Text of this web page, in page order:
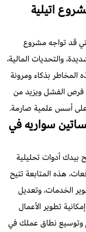
اتيلية
قد تواجه مشروع
والتحديات المالية،
بذكاء ومرونة
فرص الفشل ويزيد من
أسس علمية صارمة.
سواريه في
أدوات تحليلية
هذه المتابعة تتيح
الخدمات، وتعديل
تطوير الأعمال
وتوسيع نطاق عملك في